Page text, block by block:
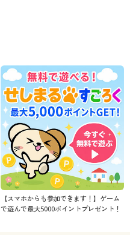
【スマホからも参加できます！】ゲーム
で遊んで最大5000ポイントプレゼント！